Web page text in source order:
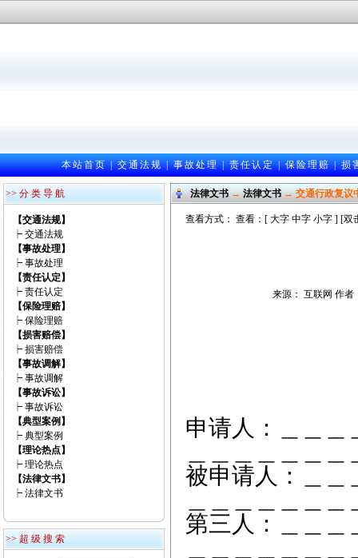
本站首页|交通法规|事故处理|责任认定|保险理赔|损
>> 分 类 导 航
【交通法规】
┝ 交通法规
【事故处理】
┝ 事故处理
【责任认定】
┝ 责任认定
【保险理赔】
┝ 保险理赔
【损害赔偿】
┝ 损害赔偿
【事故调解】
┝ 事故调解
【事故诉讼】
┝ 事故诉讼
【典型案例】
┝ 典型案例
【理论热点】
┝ 理论热点
【法律文书】
┝ 法律文书
>> 超 级 搜 索
法律文书→法律文书→ 交通行政复议
查看方式： 查看：[ 大字 中字 小字] [双
来源： 互联网 作者
申请人：＿＿＿
被申请人：＿＿
第三人：＿＿＿